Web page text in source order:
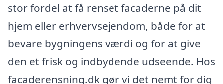
stor fordel at få renset facaderne på dit
hjem eller erhvervsejendom, både for at
bevare bygningens værdi og for at give
den et frisk og indbydende udseende. Hos
facaderensning.dk gør vi det nemt for dig